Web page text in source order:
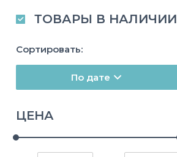
ТОВАРЫ В НАЛИЧИИ
Сортировать:
По дате
ЦЕНА